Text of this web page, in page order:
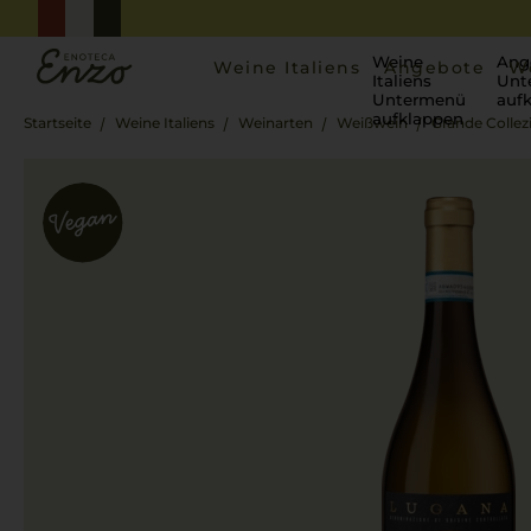
Weine Italiens
Weine
Italiens
Untermenü
aufklappen
Angebote
Startseite Weine Italiens Weinarten Weißwein Grande